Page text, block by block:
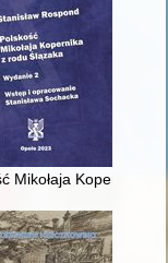
w XVI-
Mikołaja Kopernika z